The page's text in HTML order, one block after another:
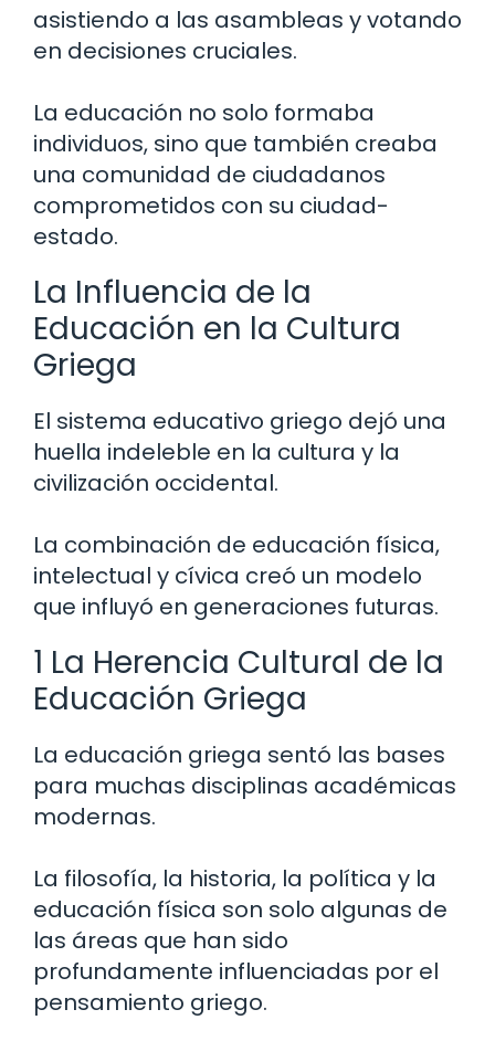
asistiendo a las asambleas y votando
en decisiones cruciales.
La educación no solo formaba
individuos, sino que también creaba
una comunidad de ciudadanos
comprometidos con su ciudad-
estado.
La Influencia de la
Educación en la Cultura
Griega
El sistema educativo griego dejó una
huella indeleble en la cultura y la
civilización occidental.
La combinación de educación física,
intelectual y cívica creó un modelo
que influyó en generaciones futuras.
1 La Herencia Cultural de la
Educación Griega
La educación griega sentó las bases
para muchas disciplinas académicas
modernas.
La filosofía, la historia, la política y la
educación física son solo algunas de
las áreas que han sido
profundamente influenciadas por el
pensamiento griego.